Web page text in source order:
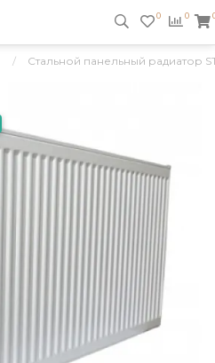
0 0
Стальной панельный радиатор